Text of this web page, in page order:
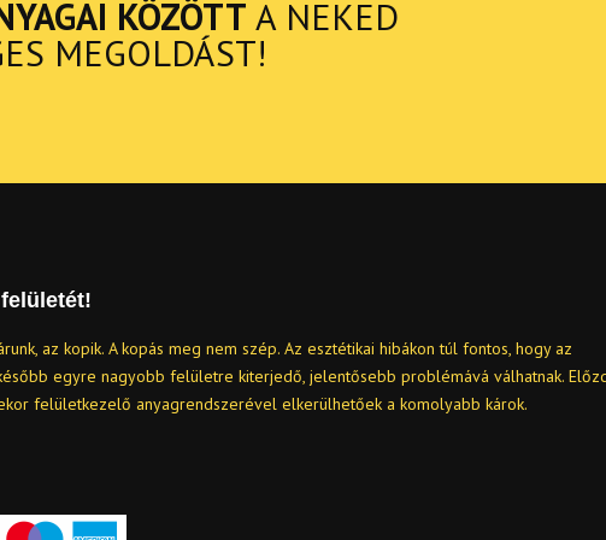
KÖZÖTT A NEKED
MEGOLDÁST!
az kopik. A kopás meg nem szép. Az esztétikai hibákon túl fontos, hogy az
egyre nagyobb felületre kiterjedő, jelentősebb problémává válhatnak.
felületkezelő anyagrendszerével elkerülhetőek a komolyabb károk.